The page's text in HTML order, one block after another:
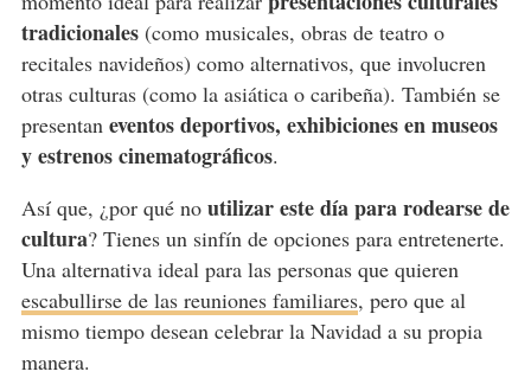
tradicionales(como musicales, obras de teatro o
recitales navideños) como alternativos, que involucren
otras culturas (como la asiática o caribeña). También se
presentan eventos deportivos, exhibiciones en museos
y estrenos cinematográficos.
Así que, ¿por qué no utilizar este día para rodearse de
cultura? Tienes un sinfín de opciones para entretenerte.
Una alternativa ideal para las personas que quieren
escabullirse de las reuniones familiares, pero que al
mismo tiempo desean celebrar la Navidad a su propia
manera.